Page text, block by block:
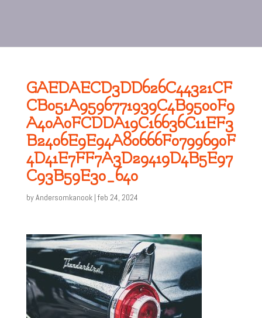
GAEDAECD3DD626C44321CF
CB051A9596771939C4B9500F9
A40A0FCDDA19C16636C11EF3
B2406E9E94A80666F0799690F
4D41E7FF7A3D29419D4B5E97
C93B59E30_640
byAndersomkanook| feb 24, 2024